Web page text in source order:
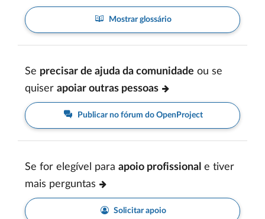
Mostrar glossário
Se precisar de ajuda da comunidade ou se
quiser apoiar outras pessoas
Publicar no fórum do OpenProject
Se for elegível para apoio profissional e tiver
mais perguntas
Solicitar apoio